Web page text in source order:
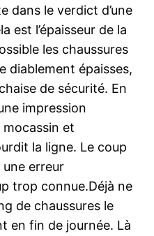
dans le verdict d’une
est l’épaisseur de la
les chaussures
diablement épaisses,
de sécurité. En
impression
mocassin et
la ligne. Le coup
une erreur
trop connue.Déjà ne
de chaussures le
en fin de journée. Là